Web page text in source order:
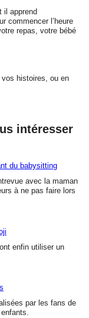
il apprend
commencer l’heure
repas, votre bébé
vos histoires, ou en
intéresser
du babysitting
avec la maman
à ne pas faire lors
enfin utiliser un
par les fans de